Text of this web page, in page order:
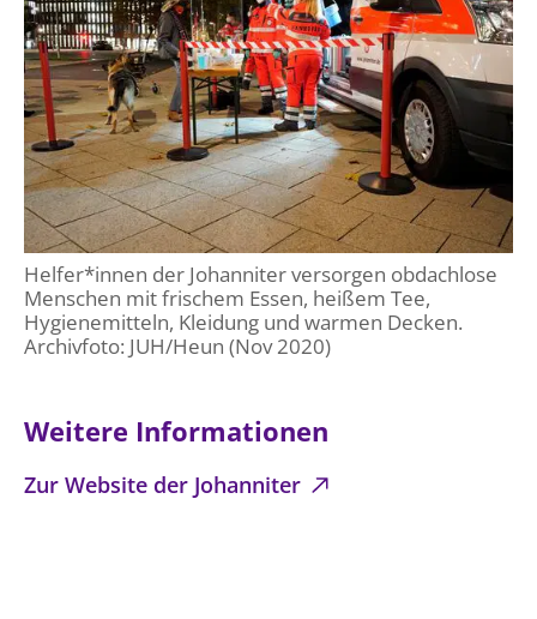
Helfer*innen der Johanniter versorgen obdachlose
Menschen mit frischem Essen, heißem Tee,
Hygienemitteln, Kleidung und warmen Decken.
Archivfoto: JUH/Heun (Nov 2020)
Weitere Informationen
Zur Website der Johanniter